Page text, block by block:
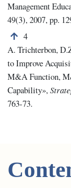
Management
49(3), 2007, pp.
Torna alla nota
4
A. Trichterbon,
to Improve
M&A Function,
Capability»,
763-73.